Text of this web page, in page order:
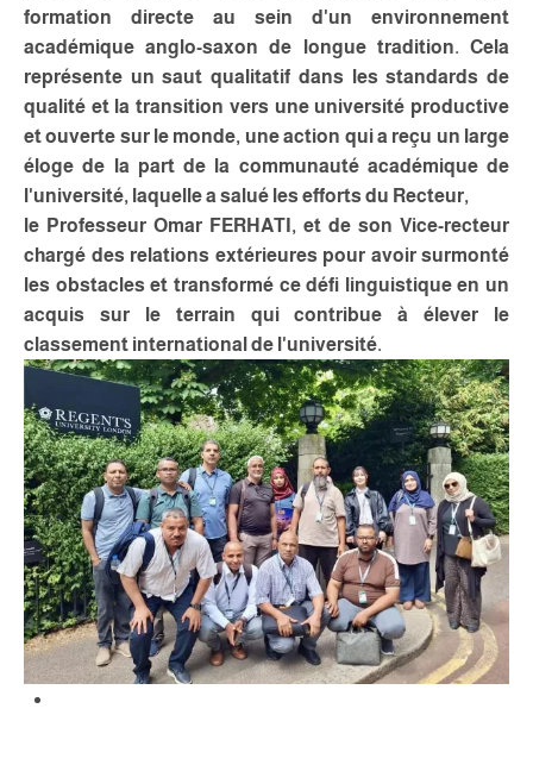
formation directe au sein d'un environnement
académique anglo-saxon de longue tradition. Cela
représente un saut qualitatif dans les standards de
qualité et la transition vers une université productive
et ouverte sur le monde, une action qui a reçu un large
éloge de la part de la communauté académique de
l'université, laquelle a salué les efforts du Recteur,
le Professeur Omar FERHATI, et de son Vice-recteur
chargé des relations extérieures pour avoir surmonté
les obstacles et transformé ce défi linguistique en un
acquis sur le terrain qui contribue à élever le
classement international de l'université.